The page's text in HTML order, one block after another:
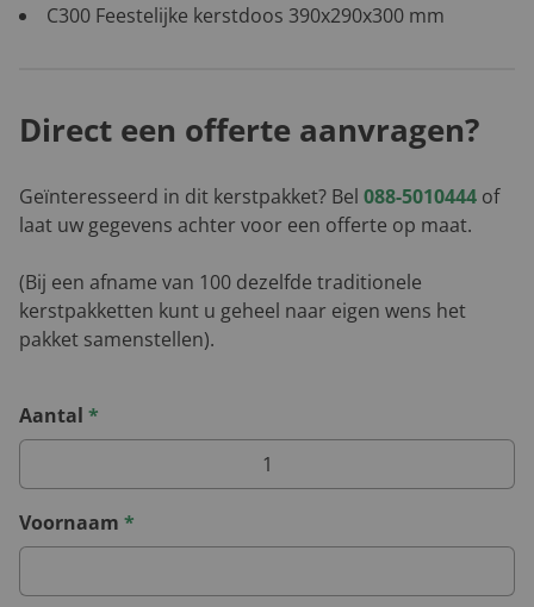
C300 Feestelijke kerstdoos 390x290x300 mm
Direct een offerte aanvragen?
Geïnteresseerd in dit kerstpakket? Bel 088-5010444 of
laat uw gegevens achter voor een offerte op maat.
(Bij een afname van 100 dezelfde traditionele
kerstpakketten kunt u geheel naar eigen wens het
pakket samenstellen).
Aantal *
Voornaam *